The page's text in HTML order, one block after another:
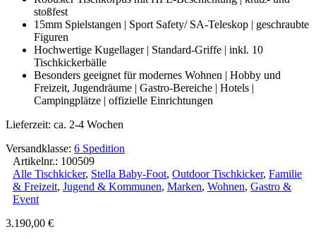
stoßfest
15mm Spielstangen | Sport Safety/ SA-Teleskop | geschraubte
Figuren
Hochwertige Kugellager | Standard-Griffe | inkl. 10
Tischkickerbälle
Besonders geeignet für modernes Wohnen | Hobby und
Freizeit, Jugendräume | Gastro-Bereiche | Hotels |
Campingplätze | offizielle Einrichtungen
Lieferzeit: ca. 2-4 Wochen
Versandklasse: 6 Spedition
Artikelnr.: 100509
Alle Tischkicker, Stella Baby-Foot, Outdoor Tischkicker, Familie
& Freizeit, Jugend & Kommunen, Marken, Wohnen, Gastro &
Event
3.190,00 €